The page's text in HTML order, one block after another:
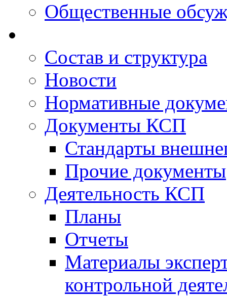
Общественные
Состав и структура
Новости
Нормативные
Документы КСП
Стандарты
Прочие документы
Деятельность КСП
Планы
Отчеты
Материалы
контрольной